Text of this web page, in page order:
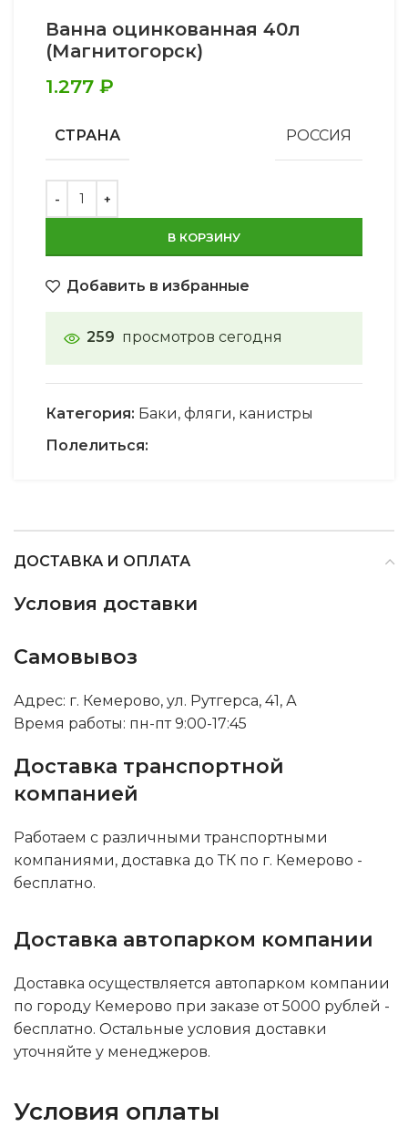
Ванна оцинкованная 40л
(Магнитогорск)
1.277 ₽
СТРАНА РОССИЯ
В КОРЗИНУ
Добавить в избранные
259 просмотров сегодня
Категория: Баки, фляги, канистры
Полелиться:
ДОСТАВКА И ОПЛАТА
Условия доставки
Самовывоз
Адрес: г. Кемерово, ул. Рутгерса, 41, А
Время работы: пн-пт 9:00-17:45
Доставка транспортной
компанией
Работаем с различными транспортными
компаниями, доставка до ТК по г. Кемерово -
бесплатно.
Доставка автопарком компании
Доставка осуществляется автопарком компании
по городу Кемерово при заказе от 5000 рублей -
бесплатно. Остальные условия доставки
уточняйте у менеджеров.
Условия оплаты